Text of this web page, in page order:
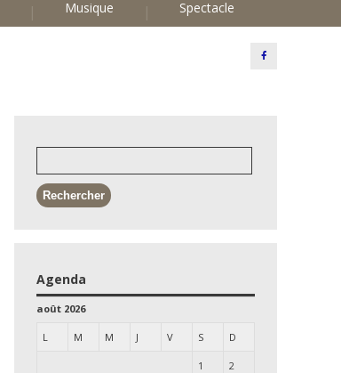
Musique Spectacle
Agenda
août 2026
L M M J V S D
1 2